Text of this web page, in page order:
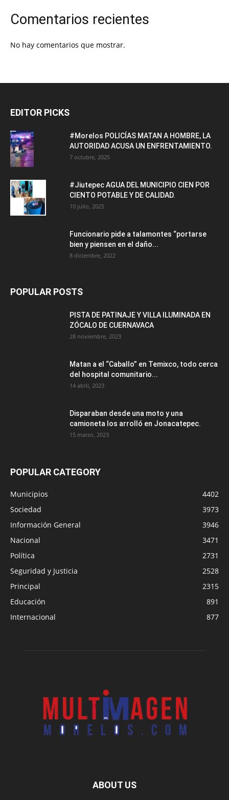
Comentarios recientes
No hay comentarios que mostrar.
EDITOR PICKS
#Morelos POLICÍAS MATAN A HOMBRE, LA
AUTORIDAD ACUSA UN ENFRENTAMIENTO.
7 octubre, 2025
#Jiutepec AGUA DEL MUNICIPIO CIEN POR
CIENTO POTABLE Y DE CALIDAD.
10 julio, 2025
Funcionario pide a talamontes “portarse
bien y piensen en el daño...
8 diciembre, 2022
POPULAR POSTS
PISTA DE PATINAJE Y VILLA ILUMINADA EN
ZÓCALO DE CUERNAVACA
28 noviembre, 2023
Matan a el “Caballo” en Temixco, todo cerca
del hospital comunitario...
14 abril, 2023
Disparaban desde una moto y una
camioneta los arrolló en Jonacatepec.
15 marzo, 2023
POPULAR CATEGORY
Municipios
4402
Sociedad
3973
Información General
3946
Nacional
3471
Política
2731
Seguridad y Justicia
2528
Principal
2315
Educación
891
Internacional
877
ABOUT US